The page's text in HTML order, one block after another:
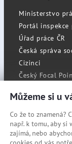
Ministerstvo
Portál inspekce
Úřad práce ČR
Česká správa
Cizinci
Český Focal
RSS
Cookies
Můžeme si u
Co že to znamená?
např. k tomu, aby si
zajímá, nebo